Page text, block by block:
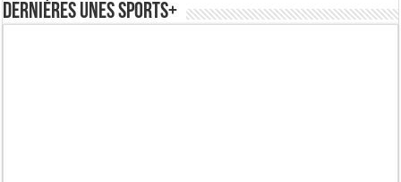
Dernières Unes Sports+